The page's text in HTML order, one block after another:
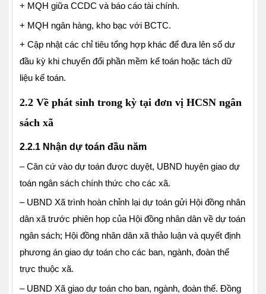
+ MQH giữa CCDC và báo cáo tài chính.
+ MQH ngân hàng, kho bạc với BCTC.
+ Cập nhật các chỉ tiêu tổng hợp khác để đưa lên số dư
đầu kỳ khi chuyển đổi phần mềm kế toán hoặc tách dữ
liệu kế toán.
2.2 Về phát sinh trong kỳ tại đơn vị HCSN ngân
sách xã
2.2.1 Nhận dự toán đầu năm
– Căn cứ vào dự toán được duyệt, UBND huyện giao dự
toán ngân sách chính thức cho các xã.
– UBND Xã trình hoàn chỉnh lại dự toán gửi Hội đồng nhân
dân xã trước phiên họp của Hội đồng nhân dân về dự toán
ngân sách; Hội đồng nhân dân xã thảo luận và quyết định
phương án giao dự toán cho các ban, ngành, đoàn thể
trực thuộc xã.
– UBND Xã giao dự toán cho ban, ngành, đoàn thể. Đồng